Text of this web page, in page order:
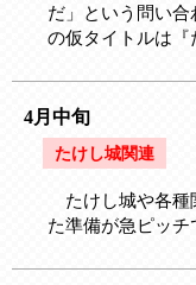
だ」という問い
の仮タイトルは『
4月中旬
たけし城関連
たけし城や各
た準備が急ピッチ